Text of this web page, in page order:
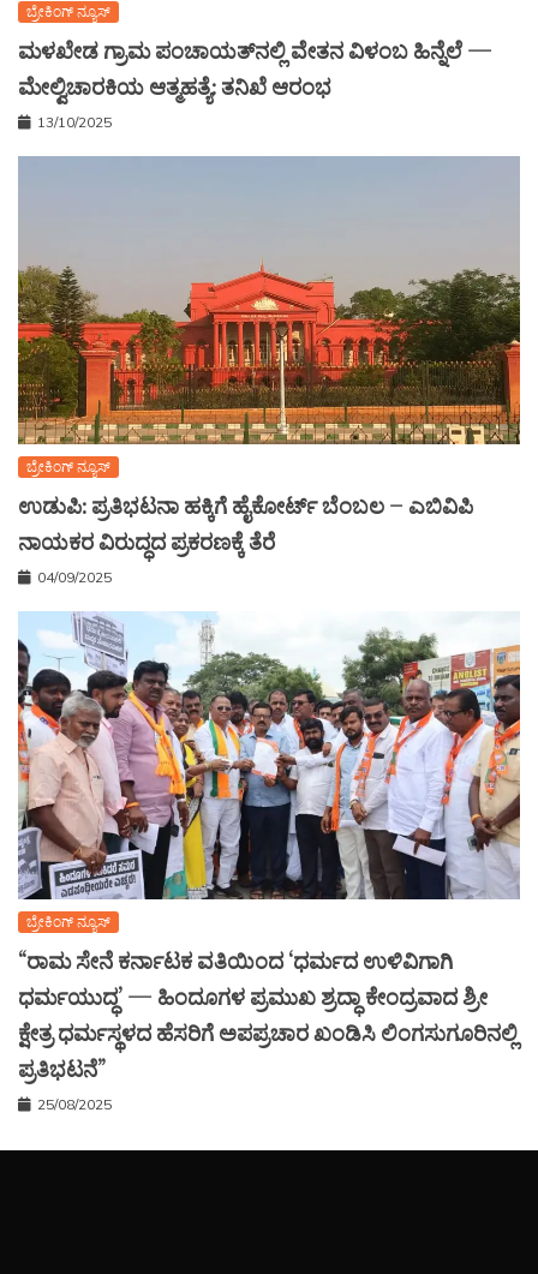
ಬ್ರೇಕಿಂಗ್ ನ್ಯೂಸ್
ಮಳಖೇಡ ಗ್ರಾಮ ಪಂಚಾಯತ್‌ನಲ್ಲಿ ವೇತನ ವಿಳಂಬ ಹಿನ್ನೆಲೆ —
ಮೇಲ್ವಿಚಾರಕಿಯ ಆತ್ಮಹತ್ಯೆ: ತನಿಖೆ ಆರಂಭ
13/10/2025
ಬ್ರೇಕಿಂಗ್ ನ್ಯೂಸ್
ಉಡುಪಿ: ಪ್ರತಿಭಟನಾ ಹಕ್ಕಿಗೆ ಹೈಕೋರ್ಟ್ ಬೆಂಬಲ – ಎಬಿವಿಪಿ
ನಾಯಕರ ವಿರುದ್ಧದ ಪ್ರಕರಣಕ್ಕೆ ತೆರೆ
04/09/2025
ಬ್ರೇಕಿಂಗ್ ನ್ಯೂಸ್
“ರಾಮ ಸೇನೆ ಕರ್ನಾಟಕ ವತಿಯಿಂದ ‘ಧರ್ಮದ ಉಳಿವಿಗಾಗಿ
ಧರ್ಮಯುದ್ಧ’ — ಹಿಂದೂಗಳ ಪ್ರಮುಖ ಶ್ರದ್ಧಾ ಕೇಂದ್ರವಾದ ಶ್ರೀ
ಕ್ಷೇತ್ರ ಧರ್ಮಸ್ಥಳದ ಹೆಸರಿಗೆ ಅಪಪ್ರಚಾರ ಖಂಡಿಸಿ ಲಿಂಗಸುಗೂರಿನಲ್ಲಿ
ಪ್ರತಿಭಟನೆ”
25/08/2025